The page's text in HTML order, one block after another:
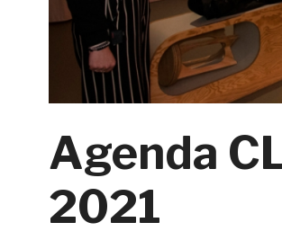
Agenda
2021